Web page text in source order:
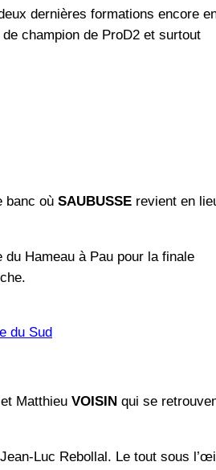
dernières formations encore
champion de ProD2 et surtout
banc où SAUBUSSE revient en
du Hameau à Pau pour la finale
du Sud
et Matthieu VOISIN qui se
Luc Rebollal. Le tout sous